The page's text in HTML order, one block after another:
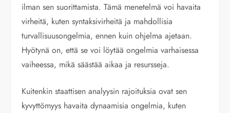
ilman sen suorittamista. Tämä menetelmä voi havaita
virheitä, kuten syntaksivirheitä ja mahdollisia
turvallisuusongelmia, ennen kuin ohjelma ajetaan.
Hyötynä on, että se voi löytää ongelmia varhaisessa
vaiheessa, mikä säästää aikaa ja resursseja.
Kuitenkin staattisen analyysin rajoituksia ovat sen
kyvyttömyys havaita dynaamisia ongelmia, kuten